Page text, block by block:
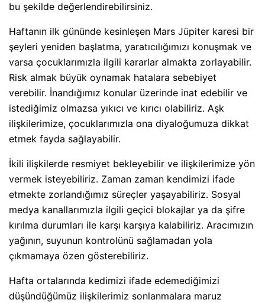
bu şekilde değerlendirebilirsiniz.
Haftanın ilk gününde kesinleşen Mars Jüpiter karesi bir
şeyleri yeniden başlatma, yaratıcılığımızı konuşmak ve
varsa çocuklarımızla ilgili kararlar almakta zorlayabilir.
Risk almak büyük oynamak hatalara sebebiyet
verebilir. İnandığımız konular üzerinde inat edebilir ve
istediğimiz olmazsa yıkıcı ve kırıcı olabiliriz. Aşk
ilişkilerimize, çocuklarımızla ona diyaloğumuza dikkat
etmek fayda sağlayabilir.
İkili ilişkilerde resmiyet bekleyebilir ve ilişkilerimize yön
vermek isteyebiliriz. Zaman zaman kendimizi ifade
etmekte zorlandığımız süreçler yaşayabiliriz. Sosyal
medya kanallarımızla ilgili geçici blokajlar ya da şifre
kırılma durumları ile karşı karşıya kalabiliriz. Aracımızın
yağının, suyunun kontrolünü sağlamadan yola
çıkmamaya özen gösterebiliriz.
Hafta ortalarında kedimizi ifade edemediğimizi
düşündüğümüz ilişkilerimiz sonlanmalara maruz